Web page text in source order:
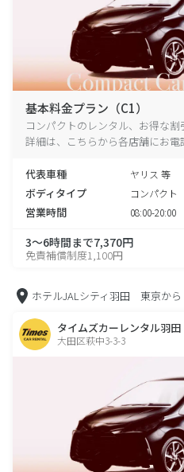
基本料金プラン（C1）
コンパクトのレンタル、お得な
詳細は、こちらから各店舗にお電
代表車種 ヤリス 等
ボディタイプ コンパクト
営業時間 08:00-20:00
3～6時間まで7,370円
免責補償制度1,100円
ホテルJALシティ羽田 東京から
タイムズカーレンタル羽田
大田区萩中3-3-3